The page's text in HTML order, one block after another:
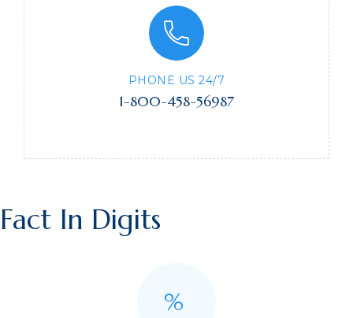
PHONE US 24/7
1-800-458-56987
Fact In Digits
%